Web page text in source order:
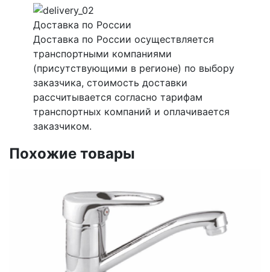
Доставка по России
Доставка по России осуществляется
транспортными компаниями
(присутствующими в регионе) по выбору
заказчика, стоимость доставки
рассчитывается согласно тарифам
транспортных компаний и оплачивается
заказчиком.
Похожие товары